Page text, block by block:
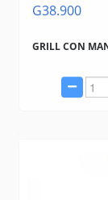
G38.900
GRILL CON